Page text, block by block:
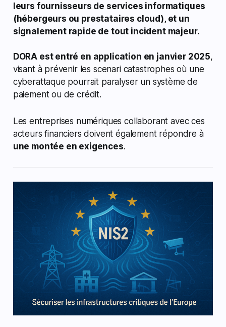
leurs fournisseurs de services informatiques
(hébergeurs ou prestataires cloud), et un
signalement rapide de tout incident majeur.
DORA est entré en application en janvier 2025,
visant à prévenir les scenari catastrophes où une
cyberattaque pourrait paralyser un système de
paiement ou de crédit.
Les entreprises numériques collaborant avec ces
acteurs financiers doivent également répondre à
une montée en exigences.